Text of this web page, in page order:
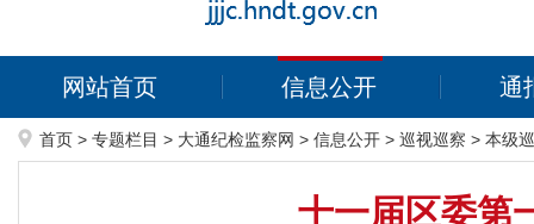
网站首页 信息公开 通
首页 > 专题栏目 > 大通纪检监察网 > 信息公开 > 巡视巡察 > 本级
十一届区委第